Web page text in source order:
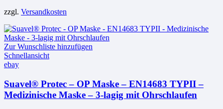
zzgl. Versandkosten
Zur Wunschliste hinzufügen
Schnellansicht
ebay
Suavel® Protec – OP Maske – EN14683 TYPII –
Medizinische Maske – 3-lagig mit Ohrschlaufen